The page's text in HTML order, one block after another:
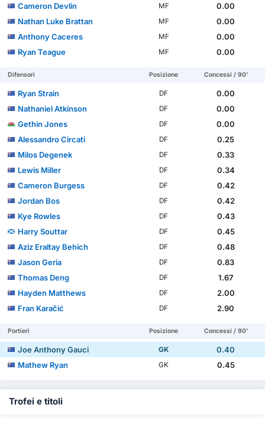
Cameron Devlin
MF
0.00
Nathan Luke Brattan
MF
0.00
Anthony Caceres
MF
0.00
Ryan Teague
MF 0.00
Difensori Posizione Concessi / 90'
Ryan Strain DF
0.00
Nathaniel Atkinson
DF
0.00
Gethin Jones
DF
0.00
Alessandro Circati
DF
0.25
Milos Degenek
DF
0.33
Lewis Miller
DF
0.34
Cameron Burgess
DF
0.42
Jordan Bos
DF
0.42
Kye Rowles
DF
0.43
Harry Souttar
DF
0.45
Aziz Eraltay Behich
DF
0.48
Jason Geria
DF
0.83
Thomas Deng
DF
1.67
Hayden Matthews
DF
2.00
Fran Karačić
DF 2.90
Portieri Posizione Concessi / 90'
Joe Anthony Gauci GK
0.40
Mathew Ryan
GK 0.45
Trofei e titoli